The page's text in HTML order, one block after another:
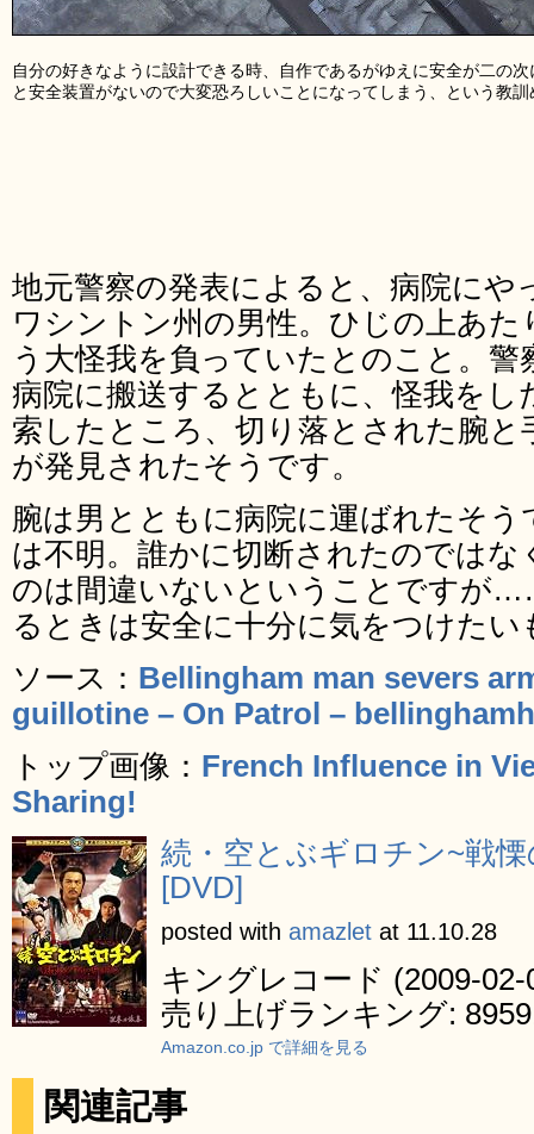
自分の好きなように設計できる時、自作であるがゆえに安全が二の
と安全装置がないので大変恐ろしいことになってしまう、という教
地元警察の発表によると、病院にや
ワシントン州の男性。ひじの上あ
う大怪我を負っていたとのこと。
病院に搬送するとともに、怪我をし
索したところ、切り落とされた腕
が発見されたそうです。
腕は男とともに病院に運ばれたそ
は不明。誰かに切断されたのでは
のは間違いないということですが
るときは安全に十分に気をつけたい
ソース： Bellingham man severs
guillotine – On Patrol –
トップ画像： French Influence in
Sharing!
続・空とぶギロチン~戦
[DVD]
posted with amazlet at 11.10.28
キングレコード (2009-02-
売り上げランキング:
Amazon.co.jp で詳細を見る
関連記事